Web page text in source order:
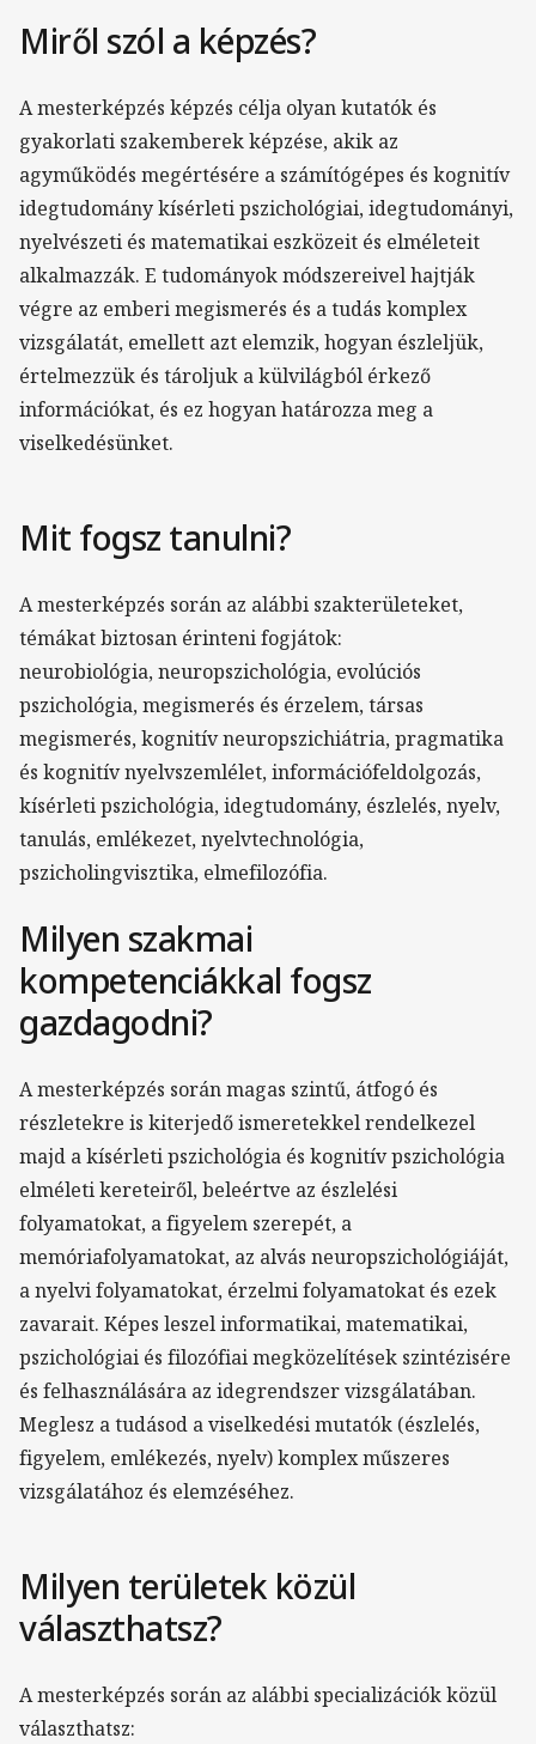
Miről szól a képzés?
A mesterképzés képzés célja olyan kutatók és
gyakorlati szakemberek képzése, akik az
agyműködés megértésére a számítógépes és kognitív
idegtudomány kísérleti pszichológiai, idegtudományi,
nyelvészeti és matematikai eszközeit és elméleteit
alkalmazzák. E tudományok módszereivel hajtják
végre az emberi megismerés és a tudás komplex
vizsgálatát, emellett azt elemzik, hogyan észleljük,
értelmezzük és tároljuk a külvilágból érkező
információkat, és ez hogyan határozza meg a
viselkedésünket.
Mit fogsz tanulni?
A mesterképzés során az alábbi szakterületeket,
témákat biztosan érinteni fogjátok:
neurobiológia, neuropszichológia, evolúciós
pszichológia, megismerés és érzelem, társas
megismerés, kognitív neuropszichiátria, pragmatika
és kognitív nyelvszemlélet, információfeldolgozás,
kísérleti pszichológia, idegtudomány, észlelés, nyelv,
tanulás, emlékezet, nyelvtechnológia,
pszicholingvisztika, elmefilozófia.
Milyen szakmai
kompetenciákkal fogsz
gazdagodni?
A mesterképzés során magas szintű, átfogó és
részletekre is kiterjedő ismeretekkel rendelkezel
majd a kísérleti pszichológia és kognitív pszichológia
elméleti kereteiről, beleértve az észlelési
folyamatokat, a figyelem szerepét, a
memóriafolyamatokat, az alvás neuropszichológiáját,
a nyelvi folyamatokat, érzelmi folyamatokat és ezek
zavarait. Képes leszel informatikai, matematikai,
pszichológiai és filozófiai megközelítések szintézisére
és felhasználására az idegrendszer vizsgálatában.
Meglesz a tudásod a viselkedési mutatók (észlelés,
figyelem, emlékezés, nyelv) komplex műszeres
vizsgálatához és elemzéséhez.
Milyen területek közül
választhatsz?
A mesterképzés során az alábbi specializációk közül
választhatsz: